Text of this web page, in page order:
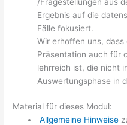
/Fragestellungen aus
Ergebnis auf die
Fälle fokusiert.
Wir erhoffen uns,
Präsentation auch für
lehrreich ist, die nicht
Auswertungsphase in
Material für dieses Modul:
Allgemeine Hinweise